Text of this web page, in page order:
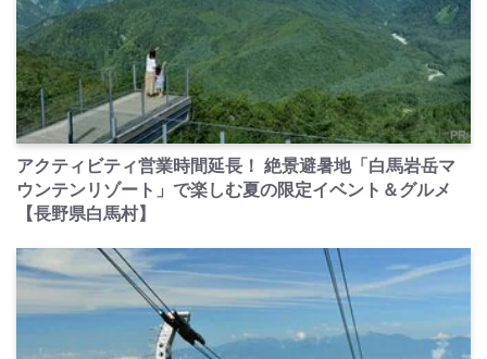
PR
アクティビティ営業時間延長！ 絶景避暑地「白馬岩岳マ
ウンテンリゾート」で楽しむ夏の限定イベント＆グルメ
【長野県白馬村】